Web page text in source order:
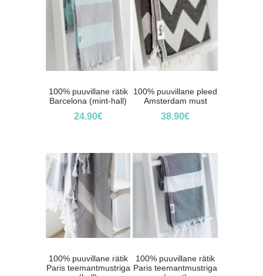
100% puuvillane rätik
Barcelona (mint-hall)
24.90€
100% puuvillane pleed
Amsterdam must
38.90€
100% puuvillane rätik
Paris teemantmustriga
100% puuvillane rätik
Paris teemantmustriga